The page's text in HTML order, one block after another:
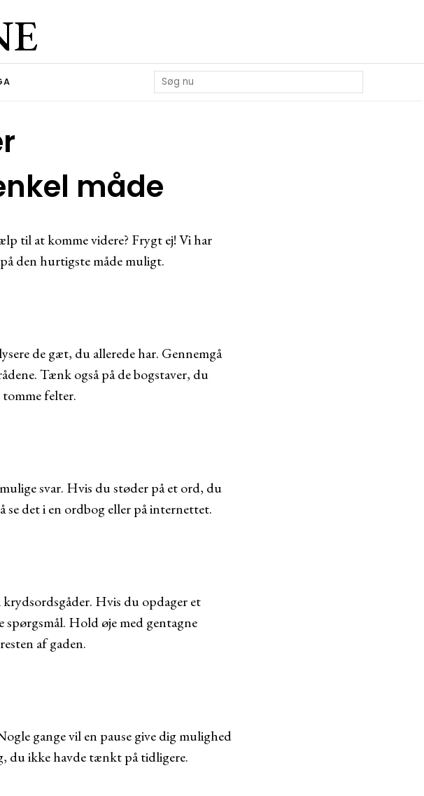
måde
til at komme videre? Frygt ej! Vi har
den hurtigste måde muligt.
de gæt, du allerede har. Gennemgå
Tænk også på de bogstaver, du
felter.
svar. Hvis du støder på et ord, du
det i en ordbog eller på internettet.
Hvis du opdager et
Hold øje med gentagne
af gaden.
gange vil en pause give dig mulighed
du ikke havde tænkt på tidligere.